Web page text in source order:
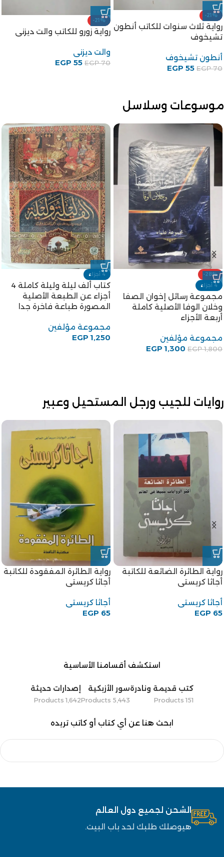
-21%
رواية ثلاث سنوات للكاتب أنطون
تشيخوف
أنطون تشيخوف
EGP70
EGP 55
-21%
رواية زورو للكاتب والت ديزنى
والت ديزنى
EGP70
EGP 55
موسوعات وسلاسل
-28%
4 أجزاء
مجموعة رسائل إخوان الصفا
وخلان الوفا الأصلية كاملة
أربعة الأجزاء
مجموعة مؤلفين
EGP1,800
EGP 1,300
4 أجزاء
كتاب ألف ليلة وليلة كاملة 4
أجزاء عن الطبعة الأصلية
المصورة طباعة فاخرة جدا
مجموعة مؤلفين
EGP 1,250
روايات للجيب ورجل المستحيل وعبير
رواية الطائرة الضائعة للكاتبة
أجاثا كريستى
أجاثا كريستى
EGP 65
رواية الطائرة المفقودة للكاتبة
أجاثا كريستى
أجاثا كريستى
EGP 65
استكشف أقسامنا الأساسية
كتب قديمة ونادرة
151 Products
سور الأزبكية
5٬443 Products
إصدارات حديثة
1٬642 Products
ابحث هنا عن أي كتاب أو كاتب تريده
الشحن لجميع دول العالم
هيوصلك طلبك لحد باب البيت.